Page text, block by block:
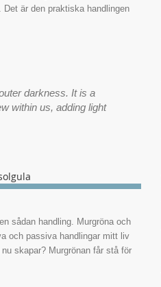
är den praktiska handlingen
darkness. It is a
within us, adding light
sådan handling. Murgröna och
och passiva handlingar mitt liv
skapar? Murgrönan får stå för